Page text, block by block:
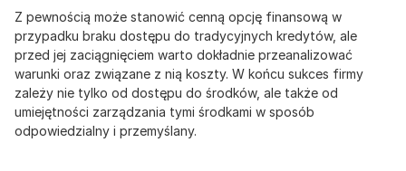
Z pewnością może stanowić cenną opcję finansową w
przypadku braku dostępu do tradycyjnych kredytów, ale
przed jej zaciągnięciem warto dokładnie przeanalizować
warunki oraz związane z nią koszty. W końcu sukces firmy
zależy nie tylko od dostępu do środków, ale także od
umiejętności zarządzania tymi środkami w sposób
odpowiedzialny i przemyślany.